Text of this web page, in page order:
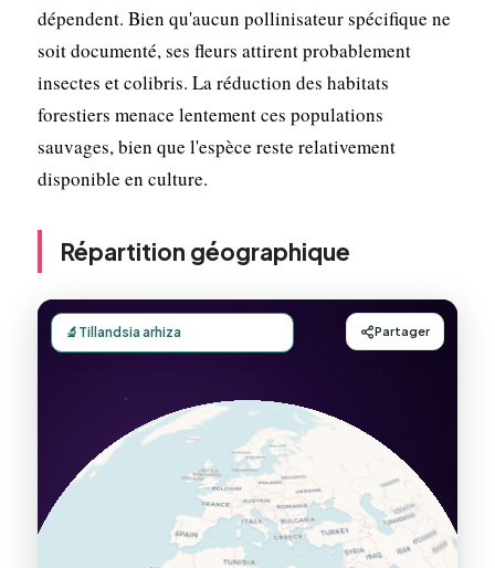
dépendent. Bien qu'aucun pollinisateur spécifique ne
soit documenté, ses fleurs attirent probablement
insectes et colibris. La réduction des habitats
forestiers menace lentement ces populations
sauvages, bien que l'espèce reste relativement
disponible en culture.
Répartition géographique